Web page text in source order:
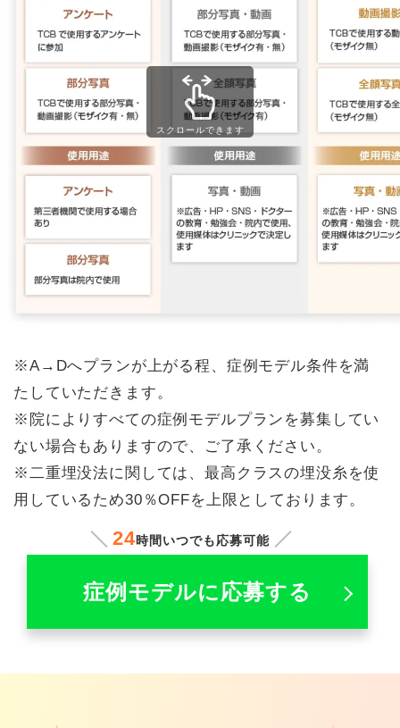
スクロールできます
※A→Dへプランが上がる程、症例モデル条件を満
たしていただきます。
※院によりすべての症例モデルプランを募集してい
ない場合もありますので、ご了承ください。
※二重埋没法に関しては、最高クラスの埋没糸を使
用しているため30％OFFを上限としております。
24時間いつでも応募可能
症例モデルに応募する